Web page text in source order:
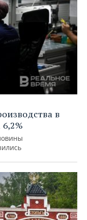
в